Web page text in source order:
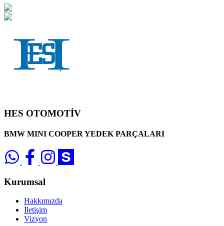
HES OTOMOTİV
BMW MINI COOPER YEDEK PARÇALARI
Kurumsal
Hakkımızda
İletişim
Vizyon